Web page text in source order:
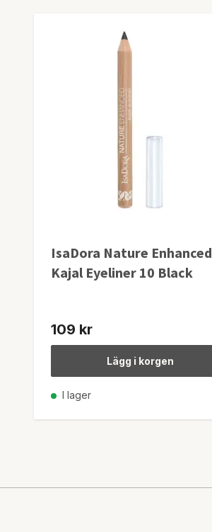
IsaDora Nature Enhanced
Kajal Eyeliner 10 Black
109 kr
Lägg i korgen
I lager